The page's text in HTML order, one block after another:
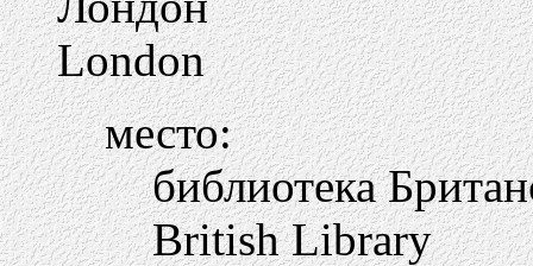
London
место:
библиотека
British Library